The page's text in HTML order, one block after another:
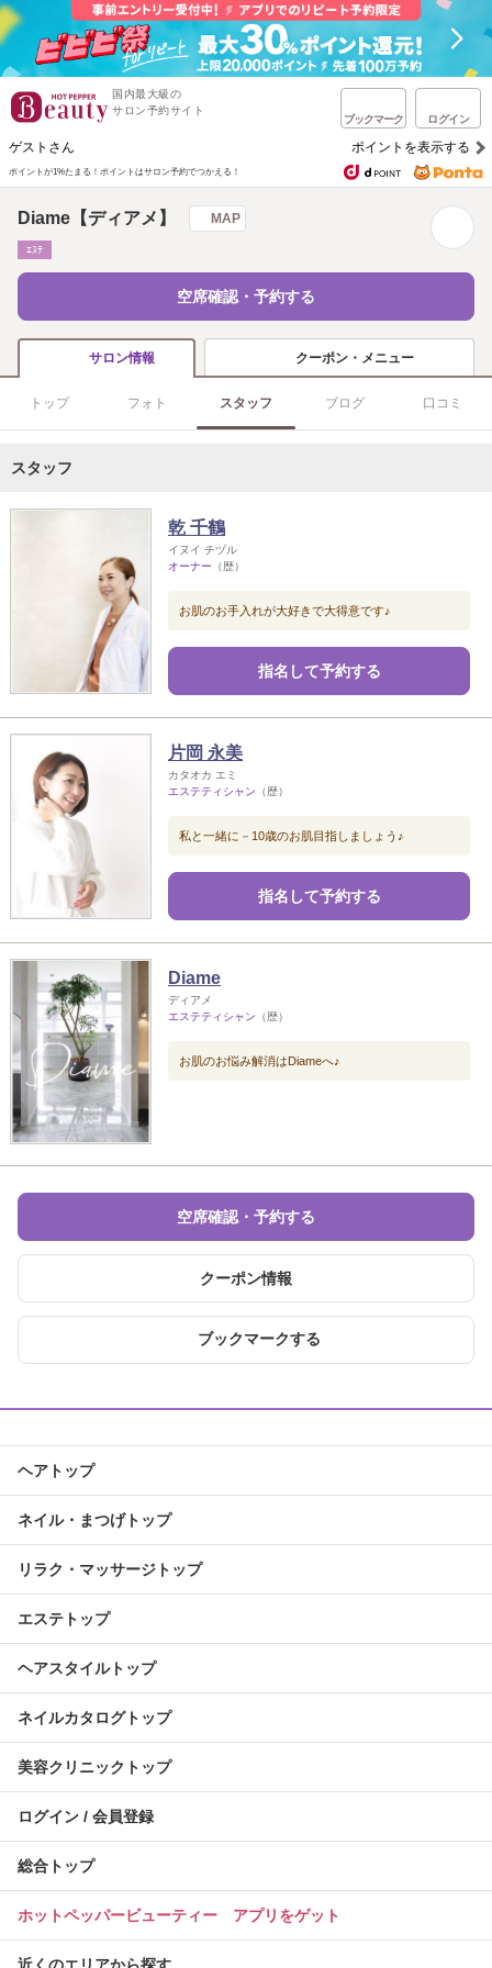
国内最大級の
サロン予約サイト
ブックマーク ログイン
ゲストさん ポイントを表示する
ポイントが1%たまる！ ポイントはサロン予約でつかえる！
Diame【ディアメ】 MAP
ｴｽﾃ
空席確認・予約する
サロン情報 クーポン・メニュー
トップ フォト スタッフ ブログ 口コミ
スタッフ
乾 千鶴
イヌイ チヅル
オーナー （歴）
お肌のお手入れが大好きで大得意です♪
指名して予約する
片岡 永美
カタオカ エミ
エステティシャン （歴）
私と一緒に－10歳のお肌目指しましょう♪
指名して予約する
Diame
ディアメ
エステティシャン （歴）
お肌のお悩み解消はDiameへ♪
空席確認・予約する
クーポン情報
ブックマークする
ヘアトップ
ネイル・まつげトップ
リラク・マッサージトップ
エステトップ
ヘアスタイルトップ
ネイルカタログトップ
美容クリニックトップ
ログイン / 会員登録
総合トップ
ホットペッパービューティー アプリをゲット
近くのエリアから探す